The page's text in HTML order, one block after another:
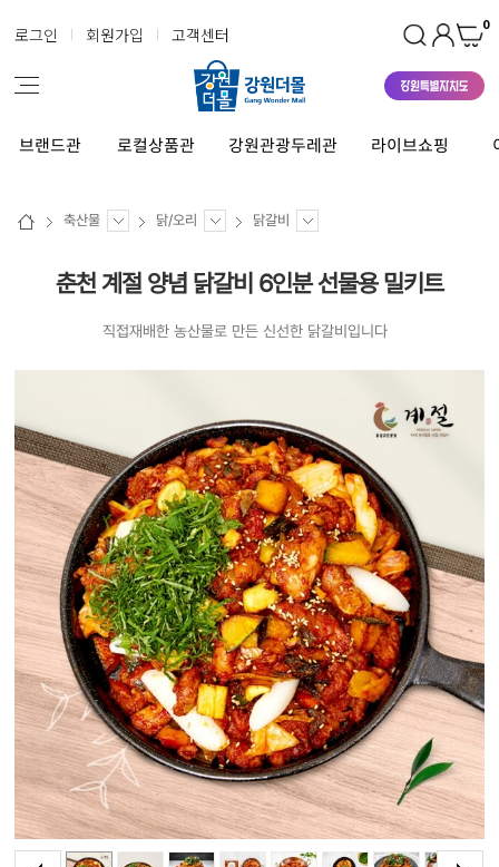
로그인 회원가입 고객센터 0
브랜드관 로컬상품관 강원관광두레관 라이브쇼핑
축산물 닭/오리 닭갈비
춘천 계절 양념 닭갈비 6인분 선물용 밀키트
직접재배한 농산물로 만든 신선한 닭갈비입니다